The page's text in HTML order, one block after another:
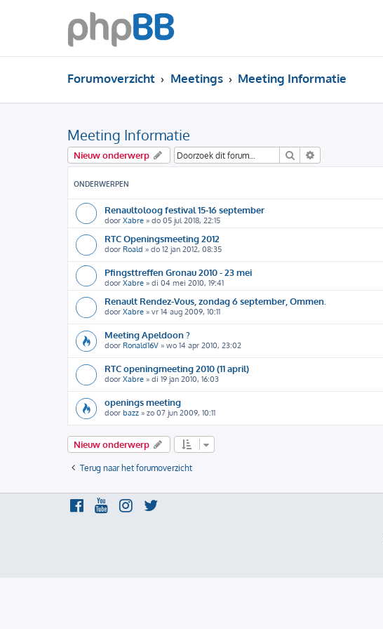
Forumoverzicht Meetings Meeting Informatie
Meeting Informatie
Nieuw onderwerp Zoek
ONDERWERPEN
Renaultoloog festival 15-16 september
door Xabre » do 05 jul 2018, 22:15
RTC Openingsmeeting 2012
door Roald » do 12 jan 2012, 08:35
Pfingsttreffen Gronau 2010 - 23 mei
door Xabre » di 04 mei 2010, 19:41
Renault Rendez-Vous, zondag 6 september, Ommen.
door Xabre » vr 14 aug 2009, 10:11
Meeting Apeldoon ?
door Ronald16V » wo 14 apr 2010, 23:02
RTC openingmeeting 2010 (11 april)
door Xabre » di 19 jan 2010, 16:03
openings meeting
door bazz » zo 07 jun 2009, 10:11
Nieuw onderwerp
Terug naar het forumoverzicht